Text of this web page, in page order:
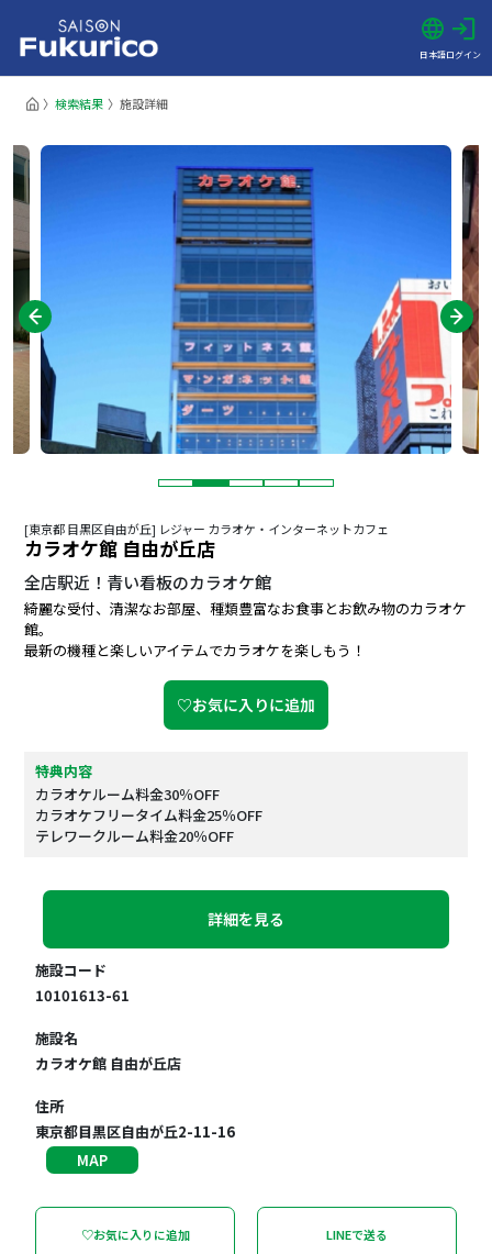
日本語ログイン
検索結果 施設詳細
[東京都 目黒区自由が丘] レジャー カラオケ・インターネットカフェ
カラオケ館 自由が丘店
全店駅近！青い看板のカラオケ館
綺麗な受付、清潔なお部屋、種類豊富なお食事とお飲み物のカラオケ
館。
最新の機種と楽しいアイテムでカラオケを楽しもう！
♡お気に入りに追加
特典内容
カラオケルーム料金30％OFF
カラオケフリータイム料金25％OFF
テレワークルーム料金20％OFF
詳細を見る
施設コード
10101613-61
施設名
カラオケ館 自由が丘店
住所
東京都目黒区自由が丘2-11-16
MAP
♡お気に入りに追加 LINEで送る